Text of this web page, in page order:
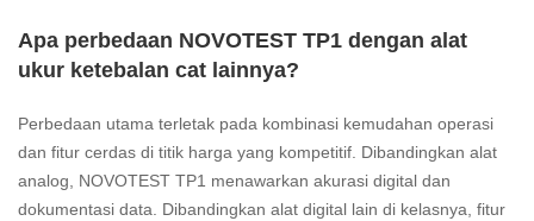
Apa perbedaan NOVOTEST TP1 dengan alat
ukur ketebalan cat lainnya?
Perbedaan utama terletak pada kombinasi kemudahan operasi
dan fitur cerdas di titik harga yang kompetitif. Dibandingkan alat
analog, NOVOTEST TP1 menawarkan akurasi digital dan
dokumentasi data. Dibandingkan alat digital lain di kelasnya, fitur